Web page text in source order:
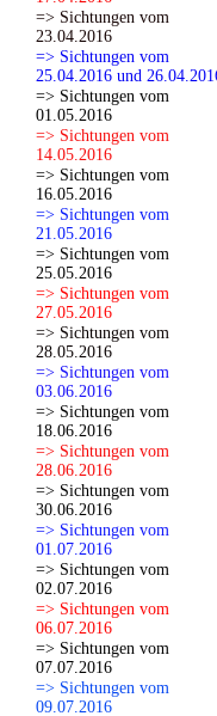
=> Sichtungen vom
23.04.2016
=> Sichtungen vom
25.04.2016 und
=> Sichtungen vom
01.05.2016
=> Sichtungen vom
14.05.2016
=> Sichtungen vom
16.05.2016
=> Sichtungen vom
21.05.2016
=> Sichtungen vom
25.05.2016
=> Sichtungen vom
27.05.2016
=> Sichtungen vom
28.05.2016
=> Sichtungen vom
03.06.2016
=> Sichtungen vom
18.06.2016
=> Sichtungen vom
28.06.2016
=> Sichtungen vom
30.06.2016
=> Sichtungen vom
01.07.2016
=> Sichtungen vom
02.07.2016
=> Sichtungen vom
06.07.2016
=> Sichtungen vom
07.07.2016
=> Sichtungen vom
09.07.2016